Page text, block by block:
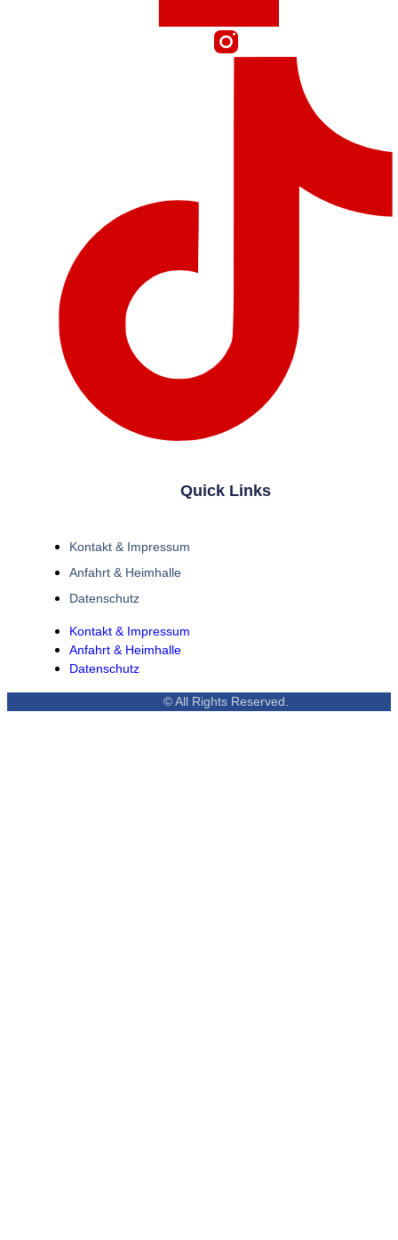
Quick Links
Kontakt & Impressum
Anfahrt & Heimhalle
Datenschutz
Kontakt & Impressum
Anfahrt & Heimhalle
Datenschutz
© All Rights Reserved.